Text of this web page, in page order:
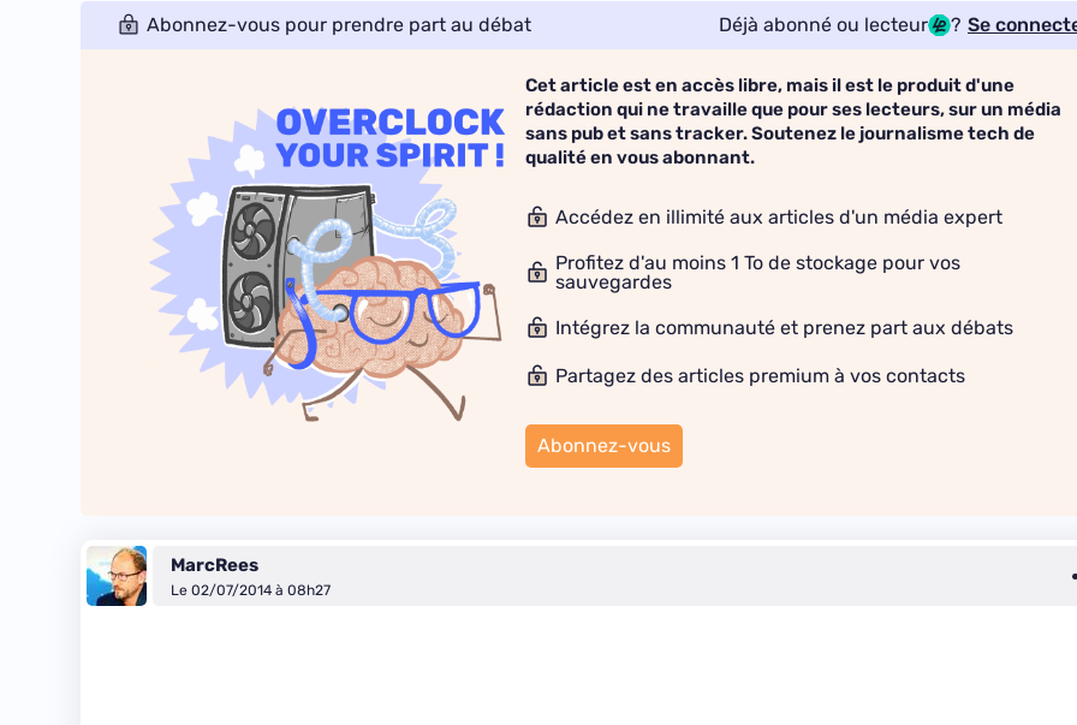
Abonnez-vous pour prendre part au débat Déjà abonné ou lecteur ? Se
Cet article est en accès libre, mais il est le produit d'une
rédaction qui ne travaille que pour ses lecteurs, sur un média
sans pub et sans tracker. Soutenez le journalisme tech de
qualité en vous abonnant.
Accédez en illimité aux articles d'un média expert
Profitez d'au moins 1 To de stockage pour vos
sauvegardes
Intégrez la communauté et prenez part aux débats
Partagez des articles premium à vos contacts
Abonnez-vous
MarcRees
Le 02/07/2014 à 08h27